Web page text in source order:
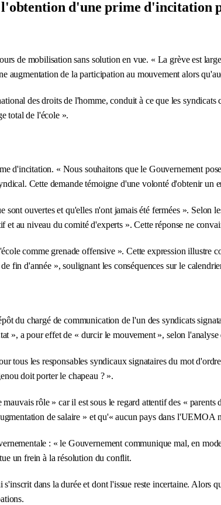
d'une prime d'incitation
de mobilisation sans solution en vue. « La grève est
augmentation de la participation au mouvement alors
des droits de l'homme, conduit à ce que les
total de l'école ».
d'incitation. « Nous souhaitons que le Gouvernement
Cette demande témoigne d'une volonté d'obtenir un
ouvertes et qu'elles n'ont jamais été fermées ».
au niveau du comité d'experts ». Cette réponse ne
comme grenade offensive ». Cette expression
fin d'année », soulignant les conséquences sur le
du chargé de communication de l'un des syndicats
», a pour effet de « durcir le mouvement », selon
tous les responsables syndicaux signataires du mot
doit porter le chapeau ? ».
rôle » car il est sous le regard attentif des «
de salaire » et qu'« aucun pays dans
: « le Gouvernement communique mal, en
un frein à la résolution du conflit.
dans la durée et dont l'issue reste incertaine. Alors